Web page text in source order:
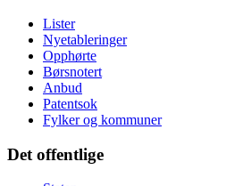
Lister
Nyetableringer
Opphørte
Børsnotert
Anbud
Patentsok
Fylker og kommuner
Det offentlige